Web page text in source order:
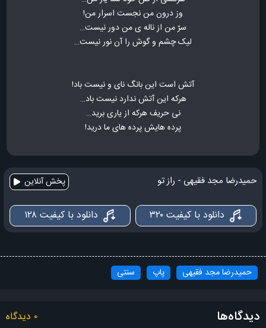
وز درون من نجست اسرار من!
سرّ من از ناله ی من دور نیست…
لیک چشم و گوش را آن نور نیست…
آتش است این بانگ نای و نیست باد!
هرکه این آتش ندارد نیست باد…
نی حریف هرکه از یاری برید…
پرده هایش پرده های ما درید!
حمیدرضا مجد فقیهی - راز تو پخش آنلاین
دانلود با کیفیت ۳۲۰ دانلود با کیفیت ۱۲۸
حمیدرضا مجد فقیهی پاپ سنتی
دیدگاه‌ها ۰ دیدگاه